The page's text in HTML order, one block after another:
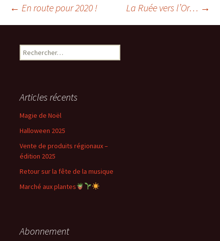
Navigation
des
← En route pour 2020 ! La Ruée vers l’Or… →
Rechercher :
Articles récents
Magie de Noël
Halloween 2025
Vente de produits régionaux –
édition 2025
Retour sur la fête de la musique
Marché aux plantes
Abonnement